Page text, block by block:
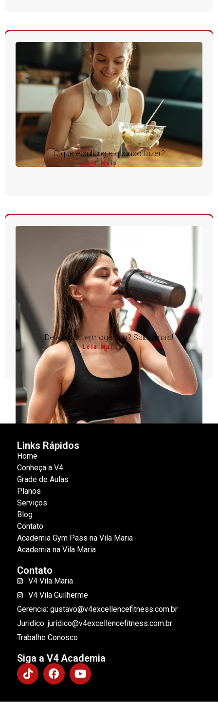
O que é bulking e quando fazer?
Leia Mais
Devo usar termogênico? Saiba mais!
Leia Mais
Links Rápidos
Home
Conheça a V4
Grade de Aulas
Planos
Serviços
Blog
Contato
Academia Gym Pass na Vila Maria
Academia na Vila Maria
Contato
V4 Vila Maria
V4 Vila Guilherme
Gerencia: gustavo@v4excellencefitness.com.br
Juridico: juridico@v4excellencefitness.com.br
Trabalhe Conosco
Siga a V4 Academia